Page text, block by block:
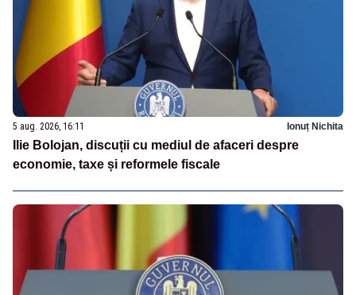
5 aug. 2026, 16:11 Ionuț Nichita
Ilie Bolojan, discuții cu mediul de afaceri despre
economie, taxe și reformele fiscale